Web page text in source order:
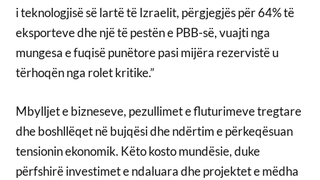
i teknologjisë së lartë të Izraelit, përgjegjës për 64% të
eksporteve dhe një të pestën e PBB-së, vuajti nga
mungesa e fuqisë punëtore pasi mijëra rezervistë u
tërhoqën nga rolet kritike.”
Mbylljet e bizneseve, pezullimet e fluturimeve tregtare
dhe boshllëqet në bujqësi dhe ndërtim e përkeqësuan
tensionin ekonomik. Këto kosto mundësie, duke
përfshirë investimet e ndaluara dhe projektet e mëdha